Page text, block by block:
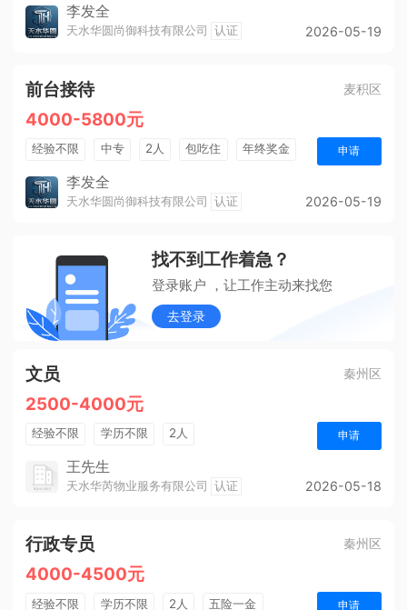
五险
周末双休
李发全
天水华圆尚御科技有限公司 认证 2026-05-19
前台接待 麦积区
4000-5800元
经验不限 中专 2人 包吃住
年终奖金
法定节假日
申请
李发全
天水华圆尚御科技有限公司 认证 2026-05-19
找不到工作着急？
登录账户 ，让工作主动来找您
去登录
文员 秦州区
2500-4000元
经验不限 学历不限 2人 申请
王先生
天水华芮物业服务有限公司 认证 2026-05-18
行政专员 秦州区
4000-4500元
经验不限 学历不限 2人 五险一金 申请